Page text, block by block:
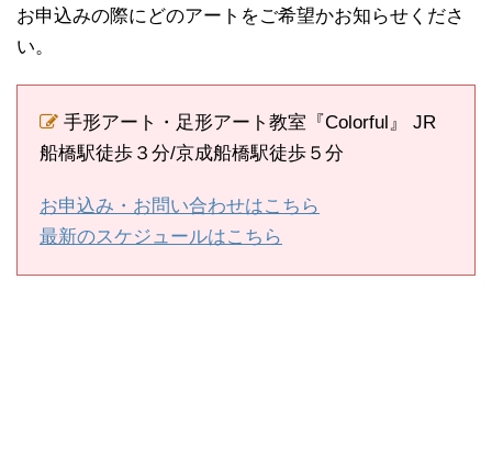
お申込みの際にどのアートをご希望かお知らせくださ
い。
手形アート・足形アート教室『Colorful』 JR
船橋駅徒歩３分/京成船橋駅徒歩５分
お申込み・お問い合わせはこちら
最新のスケジュールはこちら